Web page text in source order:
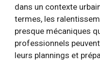
dans un contexte
termes, les
presque mécaniques
professionnels
leurs plannings et